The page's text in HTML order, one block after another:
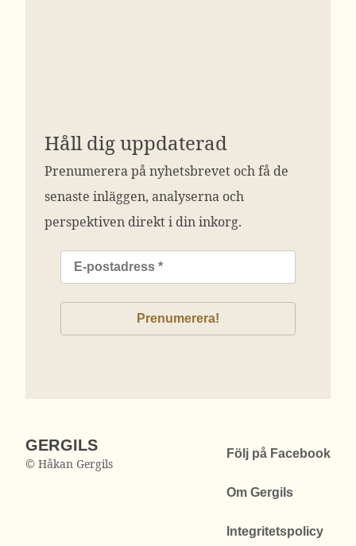
Håll dig uppdaterad
Prenumerera på nyhetsbrevet och få de
senaste inläggen, analyserna och
perspektiven direkt i din inkorg.
GERGILS
© Håkan Gergils
Följ på Facebook
Om Gergils
Integritetspolicy